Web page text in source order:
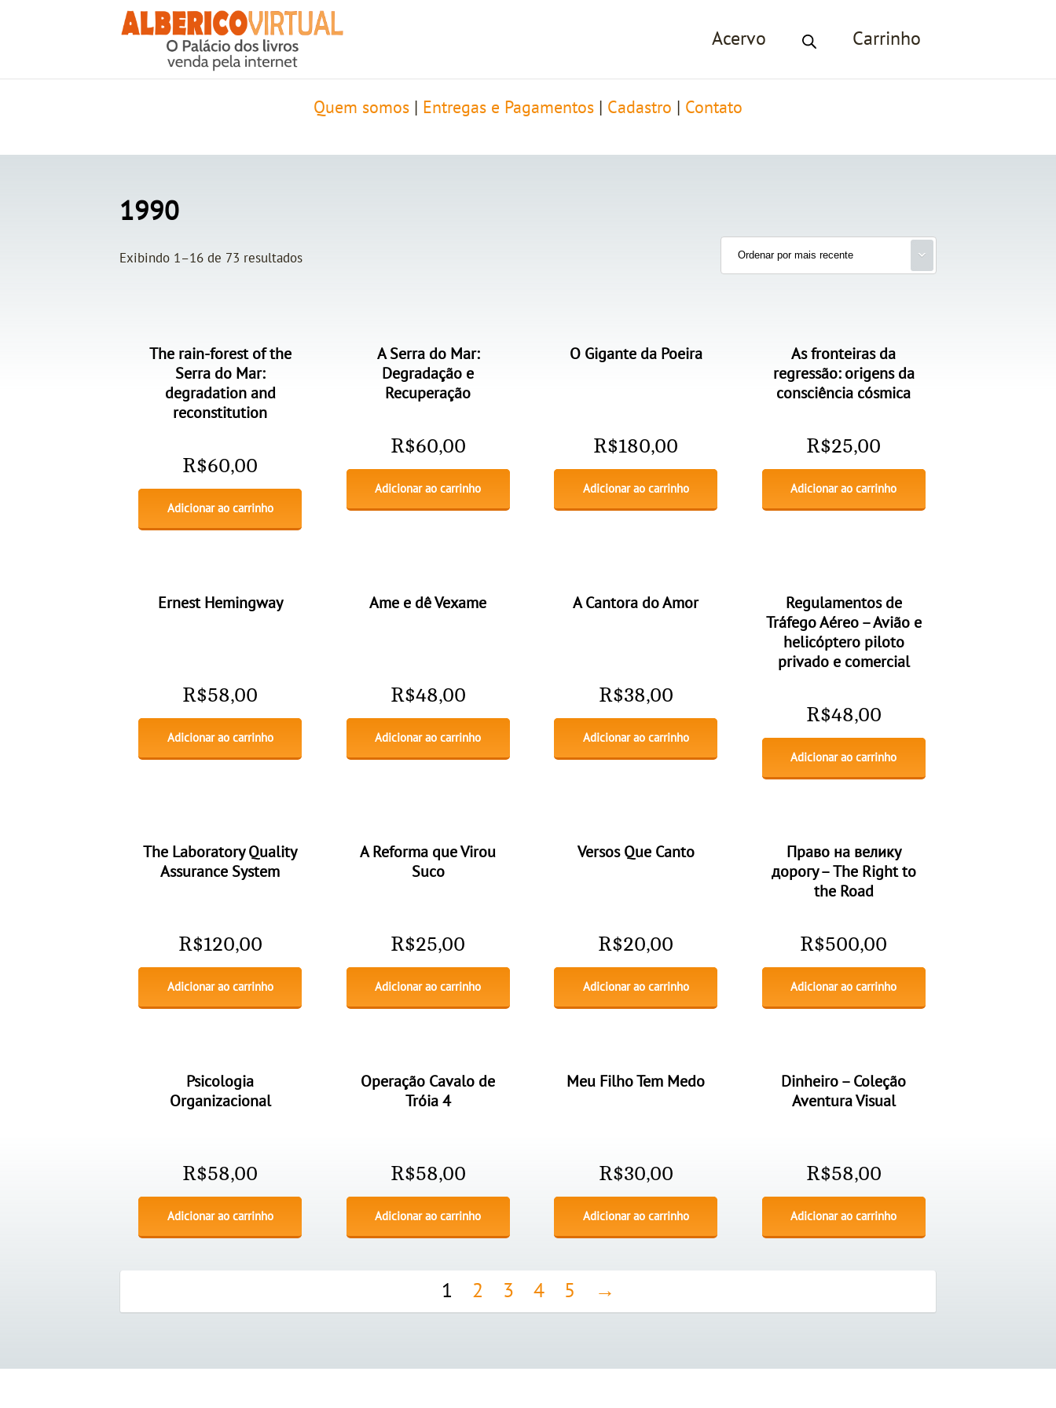
Acervo Carrinho
Quem somos Entregas e Pagamentos Cadastro Contato
1990
Exibindo 1–16 de 73 resultados
The rain-forest of the
Serra do Mar:
degradation and
reconstitution
R$60,00
Adicionar ao carrinho
A Serra do Mar:
Degradação e
Recuperação
R$60,00
Adicionar ao carrinho
O Gigante da Poeira
R$180,00
Adicionar ao carrinho
As fronteiras da
regressão: origens da
consciência cósmica
R$25,00
Adicionar ao carrinho
Ernest Hemingway
R$58,00
Adicionar ao carrinho
Ame e dê Vexame
R$48,00
Adicionar ao carrinho
A Cantora do Amor
R$38,00
Adicionar ao carrinho
Regulamentos de
Tráfego Aéreo – Avião e
helicóptero piloto
privado e comercial
R$48,00
Adicionar ao carrinho
The Laboratory Quality
Assurance System
R$120,00
Adicionar ao carrinho
A Reforma que Virou
Suco
R$25,00
Adicionar ao carrinho
Versos Que Canto
R$20,00
Adicionar ao carrinho
Право на велику
дорогу – The Right to
the Road
R$500,00
Adicionar ao carrinho
Psicologia
Organizacional
R$58,00
Adicionar ao carrinho
Operação Cavalo de
Tróia 4
R$58,00
Adicionar ao carrinho
Meu Filho Tem Medo
R$30,00
Adicionar ao carrinho
Dinheiro – Coleção
Aventura Visual
R$58,00
Adicionar ao carrinho
1 2 3 4 5 →